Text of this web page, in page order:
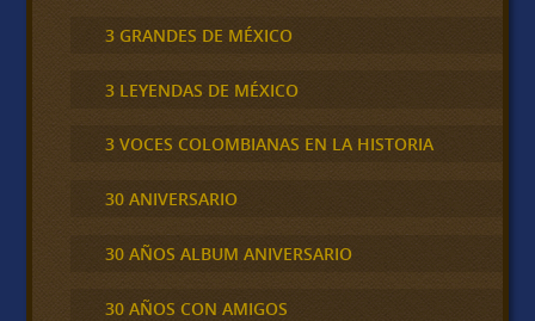
3 GRANDES DE MÉXICO
3 LEYENDAS DE MÉXICO
3 VOCES COLOMBIANAS EN LA HISTORIA
30 ANIVERSARIO
30 AÑOS ALBUM ANIVERSARIO
30 AÑOS CON AMIGOS